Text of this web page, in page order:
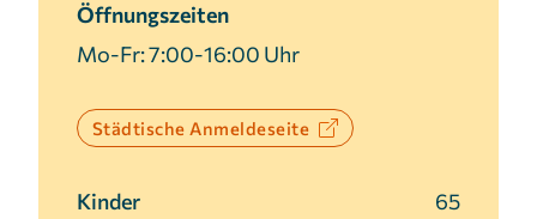
Öffnungszeiten
Mo-Fr: 7:00-16:00 Uhr
Städtische Anmeldeseite
Kinder
65
3 Monate